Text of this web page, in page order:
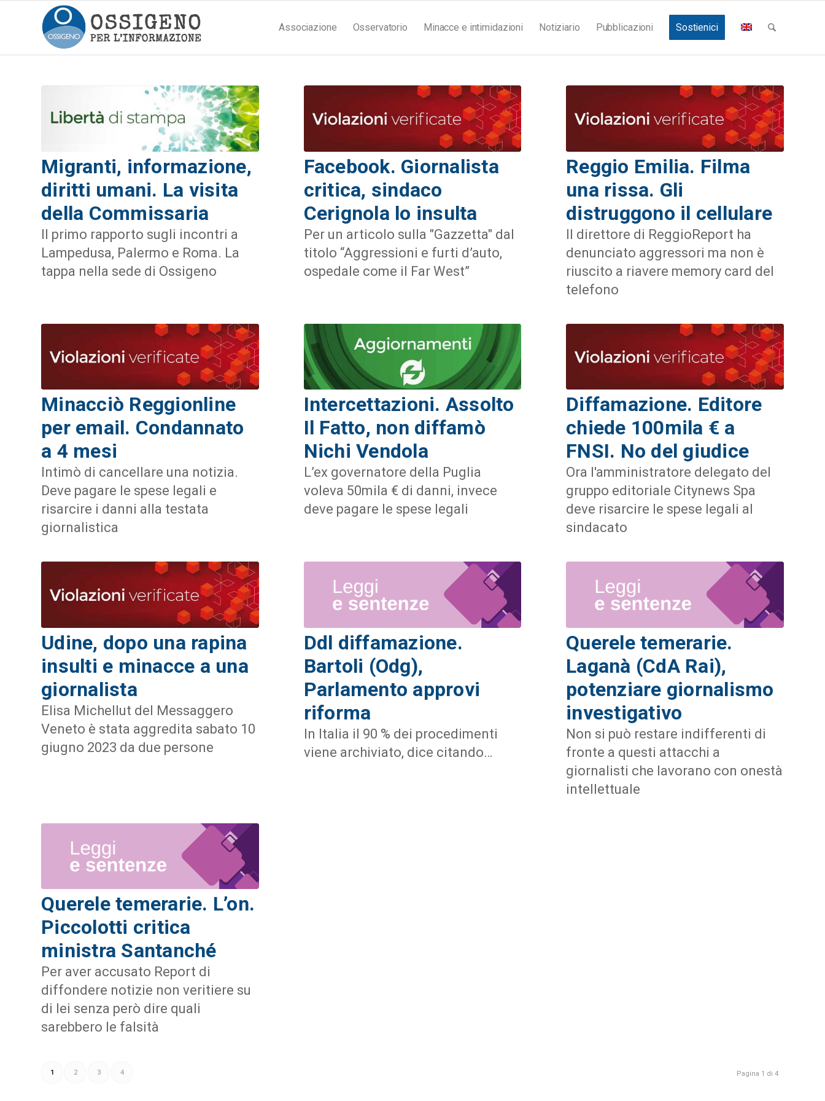
Associazione Osservatorio Minacce e intimidazioni Notiziario Pubblicazioni Sostienici
Migranti, informazione,
diritti umani. La visita
della Commissaria
Il primo rapporto sugli incontri a
Lampedusa, Palermo e Roma. La
tappa nella sede di Ossigeno
Facebook. Giornalista
critica, sindaco
Cerignola lo insulta
Per un articolo sulla "Gazzetta" dal
titolo “Aggressioni e furti d’auto,
ospedale come il Far West”
Reggio Emilia. Filma
una rissa. Gli
distruggono il cellulare
Il direttore di ReggioReport ha
denunciato aggressori ma non è
riuscito a riavere memory card del
telefono
Minacciò Reggionline
per email. Condannato
a 4 mesi
Intimò di cancellare una notizia.
Deve pagare le spese legali e
risarcire i danni alla testata
giornalistica
Intercettazioni. Assolto
Il Fatto, non diffamò
Nichi Vendola
L’ex governatore della Puglia
voleva 50mila € di danni, invece
deve pagare le spese legali
Diffamazione. Editore
chiede 100mila € a
FNSI. No del giudice
Ora l'amministratore delegato del
gruppo editoriale Citynews Spa
deve risarcire le spese legali al
sindacato
Udine, dopo una rapina
insulti e minacce a una
giornalista
Elisa Michellut del Messaggero
Veneto è stata aggredita sabato 10
giugno 2023 da due persone
Ddl diffamazione.
Bartoli (Odg),
Parlamento approvi
riforma
In Italia il 90 % dei procedimenti
viene archiviato, dice citando…
Querele temerarie.
Laganà (CdA Rai),
potenziare giornalismo
investigativo
Non si può restare indifferenti di
fronte a questi attacchi a
giornalisti che lavorano con onestà
intellettuale
Querele temerarie. L’on.
Piccolotti critica
ministra Santanché
Per aver accusato Report di
diffondere notizie non veritiere su
di lei senza però dire quali
sarebbero le falsità
Pagina 1 di 4
1 2 3 4